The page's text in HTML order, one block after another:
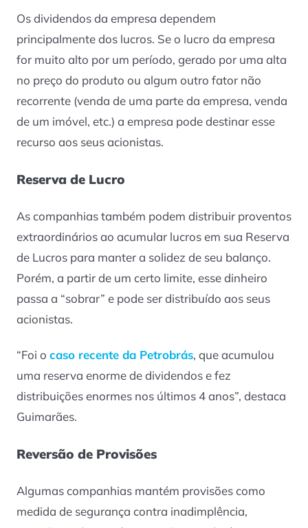
Os dividendos da empresa dependem
principalmente dos lucros. Se o lucro da empresa
for muito alto por um período, gerado por uma alta
no preço do produto ou algum outro fator não
recorrente (venda de uma parte da empresa, venda
de um imóvel, etc.) a empresa pode destinar esse
recurso aos seus acionistas.
Reserva de Lucro
As companhias também podem distribuir proventos
extraordinários ao acumular lucros em sua Reserva
de Lucros para manter a solidez de seu balanço.
Porém, a partir de um certo limite, esse dinheiro
passa a “sobrar” e pode ser distribuído aos seus
acionistas.
“Foi o caso recente da Petrobrás, que acumulou
uma reserva enorme de dividendos e fez
distribuições enormes nos últimos 4 anos”, destaca
Guimarães.
Reversão de Provisões
Algumas companhias mantém provisões como
medida de segurança contra inadimplência,